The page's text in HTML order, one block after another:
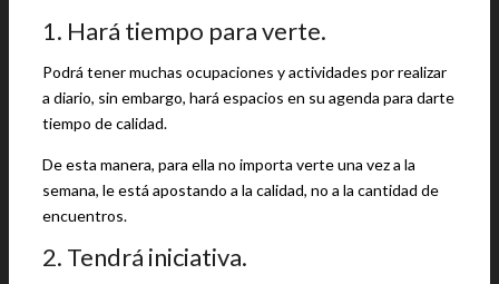
1. Hará tiempo para verte.
Podrá tener muchas ocupaciones y actividades por realizar
a diario, sin embargo, hará espacios en su agenda para darte
tiempo de calidad.
De esta manera, para ella no importa verte una vez a la
semana, le está apostando a la calidad, no a la cantidad de
encuentros.
2. Tendrá iniciativa.